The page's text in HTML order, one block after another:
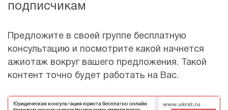
подписчикам
Предложите в своей группе бесплатную
консультацию и посмотрите какой начнется
ажиотаж вокруг вашего предложения. Такой
контент точно будет работать на Вас.